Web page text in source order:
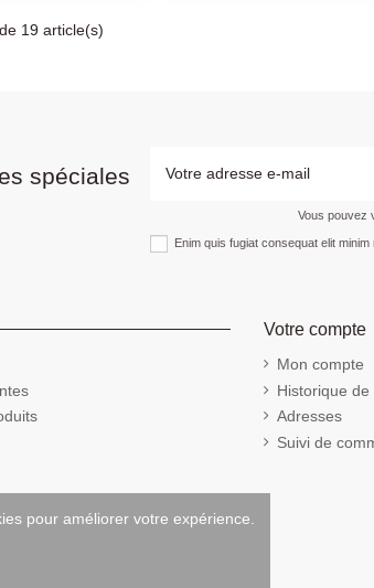
19 article(s)
spéciales
Vous pouvez
Enim quis fugiat consequat elit
Votre compte
Mon compte
Historique
Adresses
Suivi de
pour améliorer votre expérience.